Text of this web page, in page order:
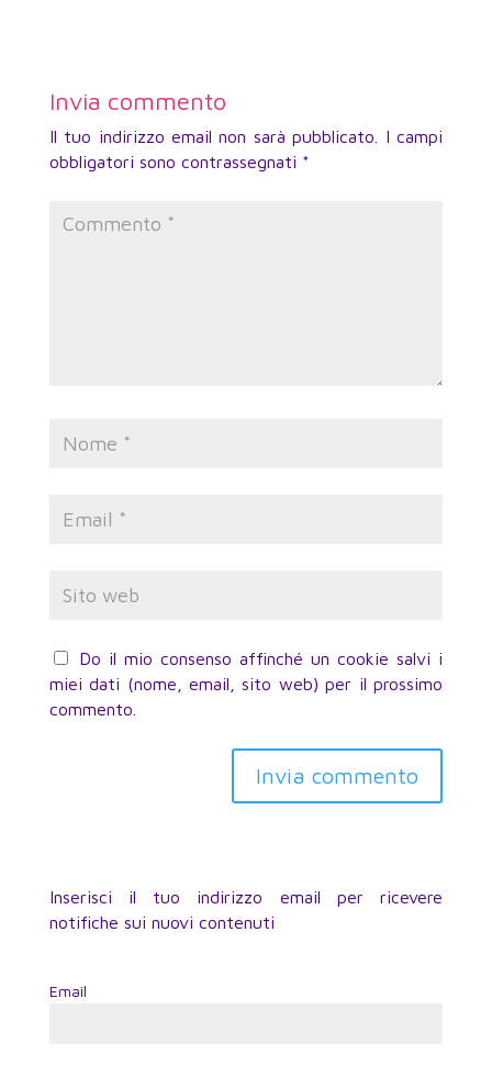
Invia commento
Il tuo indirizzo email non sarà pubblicato.
I campi
obbligatori sono contrassegnati *
Do il mio consenso affinché un cookie salvi i
miei dati (nome, email, sito web) per il prossimo
commento.
Inserisci il tuo indirizzo email per ricevere
notifiche sui nuovi contenuti
Email